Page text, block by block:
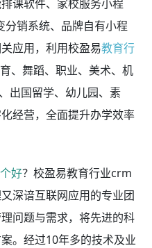
课软件、家校服务小程
分销系统、品牌自有小程
应用，利用校盈易教育行
、舞蹈、职业、美术、机
出国留学、幼儿园、素
经营，全面提升办学效率
好？校盈易教育行业crm
深谙互联网应用的专业团
问题与需求，将先进的科
。经过10年多的技术及业